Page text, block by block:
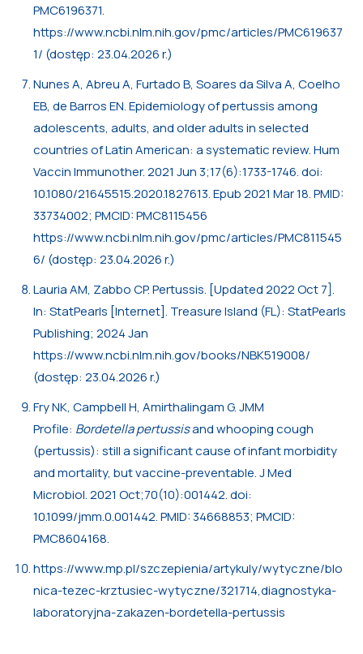
PMC6196371.
https://www.ncbi.nlm.nih.gov/pmc/articles/PMC619637
1/ (dostęp: 23.04.2026 r.)
Nunes A, Abreu A, Furtado B, Soares da Silva A, Coelho
EB, de Barros EN. Epidemiology of pertussis among
adolescents, adults, and older adults in selected
countries of Latin American: a systematic review. Hum
Vaccin Immunother. 2021 Jun 3;17(6):1733-1746. doi:
10.1080/21645515.2020.1827613. Epub 2021 Mar 18. PMID:
33734002; PMCID: PMC8115456
https://www.ncbi.nlm.nih.gov/pmc/articles/PMC811545
6/ (dostęp: 23.04.2026 r.)
Lauria AM, Zabbo CP. Pertussis. [Updated 2022 Oct 7].
In: StatPearls [Internet]. Treasure Island (FL): StatPearls
Publishing; 2024 Jan
https://www.ncbi.nlm.nih.gov/books/NBK519008/
(dostęp: 23.04.2026 r.)
Fry NK, Campbell H, Amirthalingam G. JMM
Profile: Bordetella pertussisand whooping cough
(pertussis): still a significant cause of infant morbidity
and mortality, but vaccine-preventable. J Med
Microbiol. 2021 Oct;70(10):001442. doi:
10.1099/jmm.0.001442. PMID: 34668853; PMCID:
PMC8604168.
https://www.mp.pl/szczepienia/artykuly/wytyczne/blo
nica-tezec-krztusiec-wytyczne/321714,diagnostyka-
laboratoryjna-zakazen-bordetella-pertussis